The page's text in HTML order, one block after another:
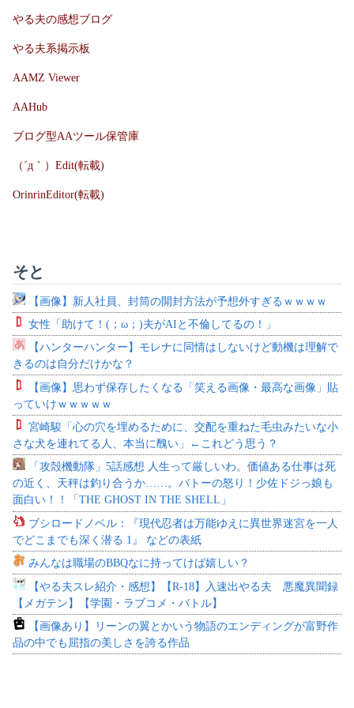
やる夫の感想ブログ
やる夫系掲示板
AAMZ Viewer
AAHub
ブログ型AAツール保管庫
（´д｀）Edit(転載)
OrinrinEditor(転載)
そと
【画像】新人社員、封筒の開封方法が予想外すぎるｗｗｗｗ
女性「助けて！(；ω；)夫がAIと不倫してるの！」
【ハンターハンター】モレナに同情はしないけど動機は理解で
きるのは自分だけかな？
【画像】思わず保存したくなる「笑える画像・最高な画像」貼
っていけｗｗｗｗｗ
宮崎駿「心の穴を埋めるために、交配を重ねた毛虫みたいな小
さな犬を連れてる人、本当に醜い」←これどう思う？
「攻殻機動隊」5話感想 人生って厳しいわ。価値ある仕事は死
の近く、天秤は釣り合うか……。バトーの怒り！少佐ドジっ娘も
面白い！！「THE GHOST IN THE SHELL」
ブシロードノベル：『現代忍者は万能ゆえに異世界迷宮を一人
でどこまでも深く潜る 1』 などの表紙
みんなは職場のBBQなに持ってけば嬉しい？
【やる夫スレ紹介・感想】【R-18】入速出やる夫 悪魔異聞録
【メガテン】【学園・ラブコメ・バトル】
【画像あり】リーンの翼とかいう物語のエンディングが富野作
品の中でも屈指の美しさを誇る作品